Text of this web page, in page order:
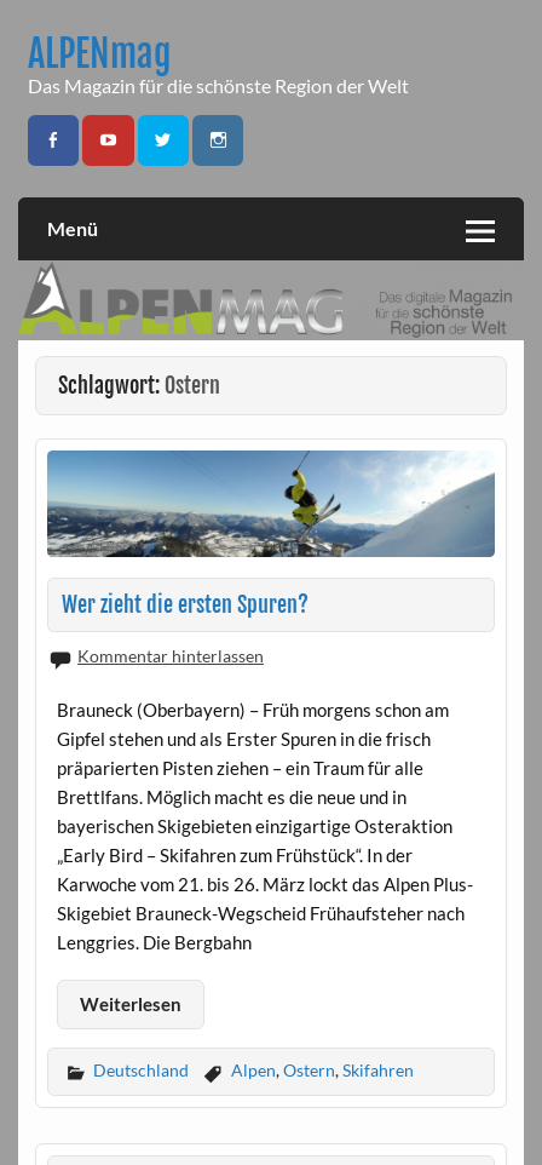
contentALPENmag
Das Magazin für die schönste Region der Welt
Menü
Schlagwort: Ostern
Wer zieht die ersten Spuren?
Kommentar hinterlassen
Brauneck (Oberbayern) – Früh morgens schon am
Gipfel stehen und als Erster Spuren in die frisch
präparierten Pisten ziehen – ein Traum für alle
Brettlfans. Möglich macht es die neue und in
bayerischen Skigebieten einzigartige Osteraktion
„Early Bird – Skifahren zum Frühstück“. In der
Karwoche vom 21. bis 26. März lockt das Alpen Plus-
Skigebiet Brauneck-Wegscheid Frühaufsteher nach
Lenggries. Die Bergbahn
Weiterlesen
Deutschland Alpen,Ostern,Skifahren